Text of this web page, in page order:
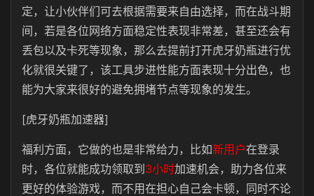
定，让小伙伴们可去根据需要来自由选择，而在战斗期
间，若是各位网络方面稳定性表现非常差，甚至还会有
丢包以及卡死等现象，那么去提前打开虎牙奶瓶进行优
化就很关键了，该工具步进性能方面表现十分出色，也
能为大家来很好的避免拥堵节点等现象的发生。
[虎牙奶瓶加速器]
福利方面，它做的也是非常给力，比如新用户在登录
时，各位就能成功领取到 3小时加速机会，助力各位来
更好的体验游戏，而不用在担心自己会卡顿，同时不论